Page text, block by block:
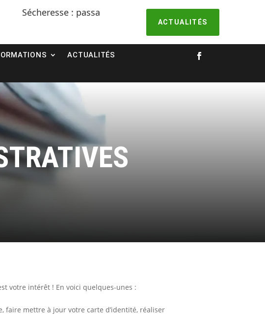
Sécheresse : passages en alerte renforcée et en crise
ACTUALITÉS
ACTUALITÉS
votre intérêt ! En voici quelques-unes :
faire mettre à jour votre carte d’identité, réaliser